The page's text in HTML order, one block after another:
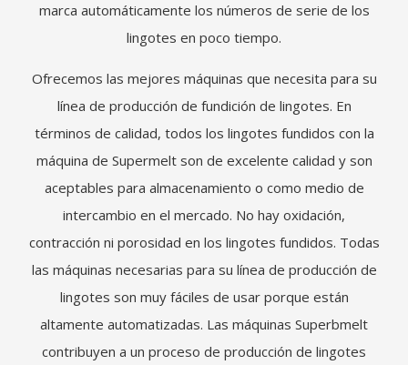
marca automáticamente los números de serie de los
lingotes en poco tiempo.
Ofrecemos las mejores máquinas que necesita para su
línea de producción de fundición de lingotes. En
términos de calidad, todos los lingotes fundidos con la
máquina de Supermelt son de excelente calidad y son
aceptables para almacenamiento o como medio de
intercambio en el mercado. No hay oxidación,
contracción ni porosidad en los lingotes fundidos. Todas
las máquinas necesarias para su línea de producción de
lingotes son muy fáciles de usar porque están
altamente automatizadas. Las máquinas Superbmelt
contribuyen a un proceso de producción de lingotes